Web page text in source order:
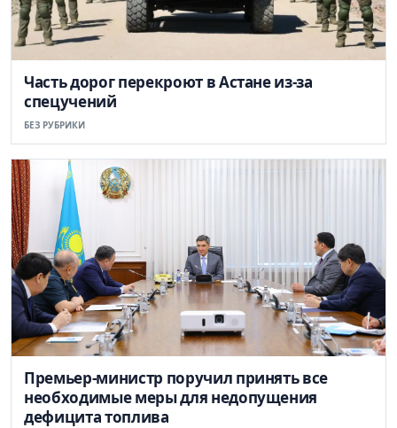
Часть дорог перекроют в Астане из-за
спецучений
БЕЗ РУБРИКИ
Премьер-министр поручил принять все
необходимые меры для недопущения
дефицита топлива